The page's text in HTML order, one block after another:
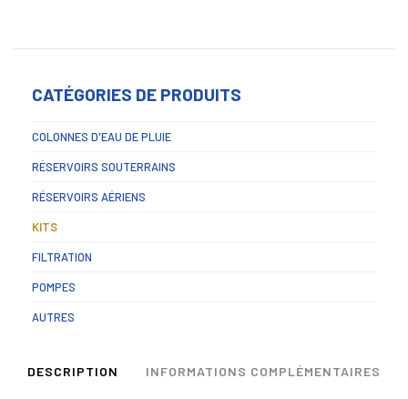
CATÉGORIES DE PRODUITS
COLONNES D'EAU DE PLUIE
RÉSERVOIRS SOUTERRAINS
RÉSERVOIRS AÉRIENS
KITS
FILTRATION
POMPES
AUTRES
DESCRIPTION INFORMATIONS COMPLÉMENTAIRES